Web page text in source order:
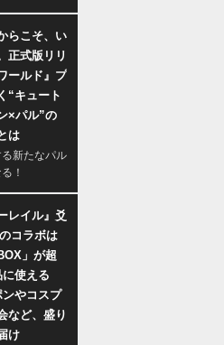
らこそ、い
正式版リリ
ールド』プ
“キュート
×パル”の
は
新たなパル
！
レイル』爻
コラボは
」が超
使える
やコスプ
など、盛り
け